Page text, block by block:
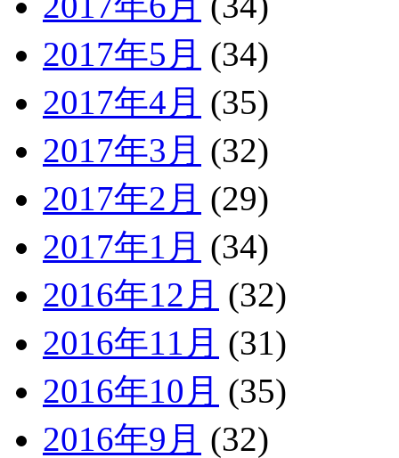
2017年5月 (34)
2017年4月 (35)
2017年3月 (32)
2017年2月 (29)
2017年1月 (34)
2016年12月 (32)
2016年11月 (31)
2016年10月 (35)
2016年9月 (32)